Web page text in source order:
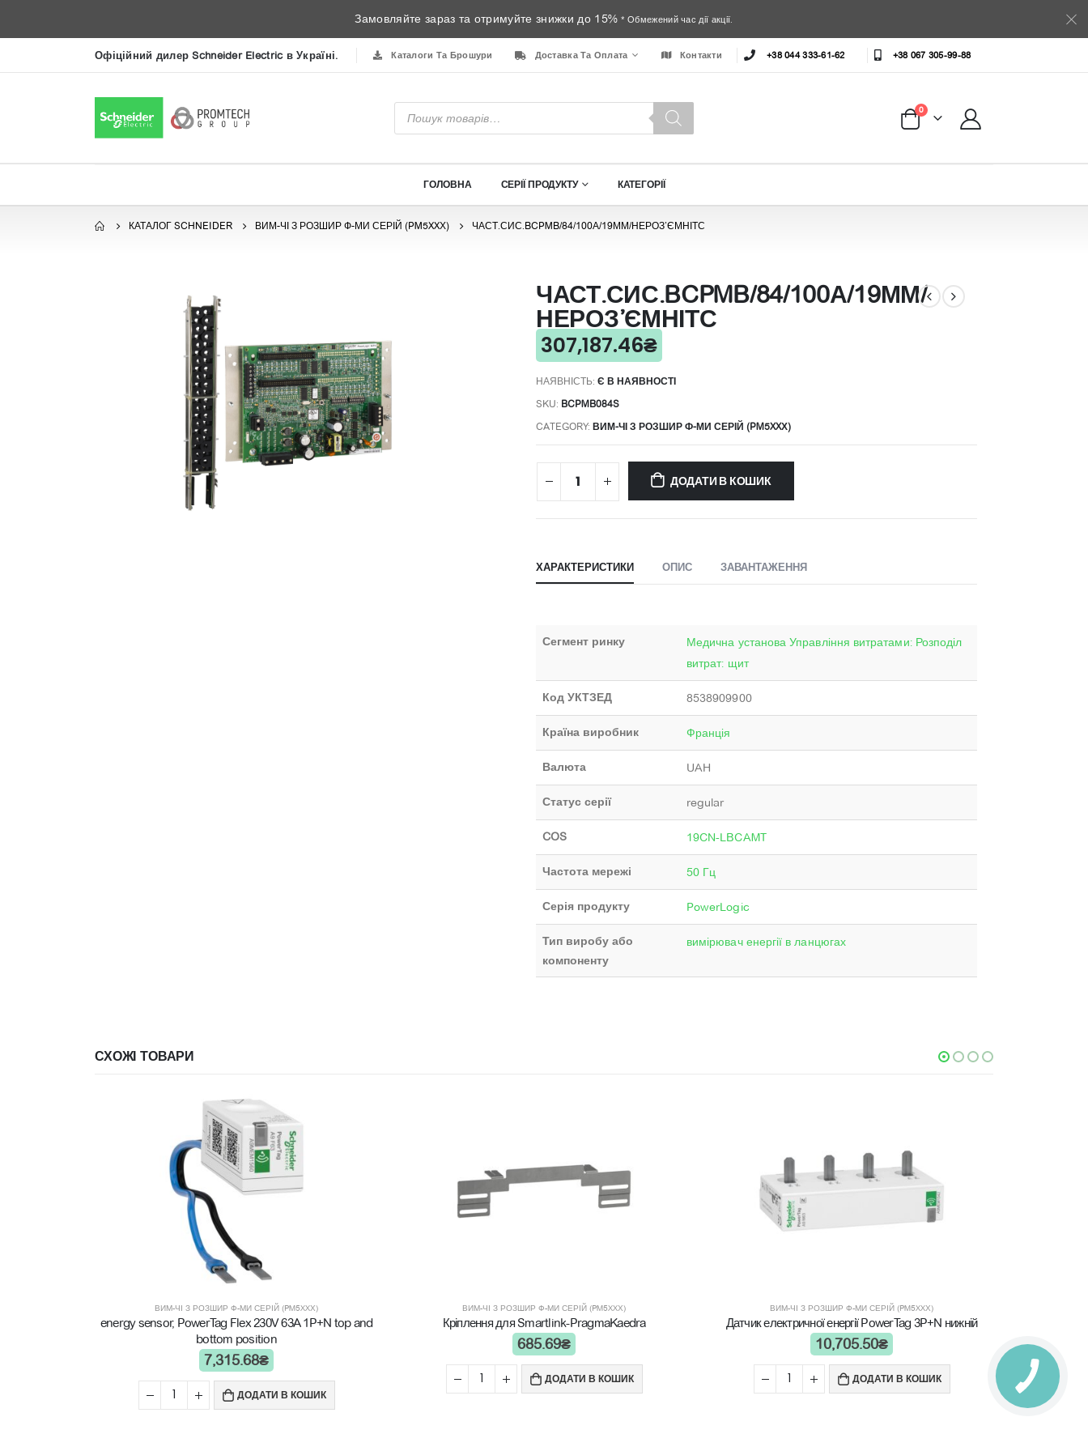
Замовляйте зараз та отримуйте знижки до 15% * Обмежений час дії акції.
Офіційний дилер Schneider Electric в Україні. Каталоги Та Брошури Доставка Та Оплата Контакти +38 044 333-61-62 +38 067 305-99-88
Пошук
товарів
0
ГОЛОВНА СЕРІЇ ПРОДУКТУ КАТЕГОРІЇ
КАТАЛОГ SCHNEIDER ВИМ-ЧІ З РОЗШИР Ф-МИ СЕРІЙ (PM5XXХ) ЧАСТ.СИС.BCPMB/84/100А/19ММ/НЕРОЗ’ЄМНІТС
ЧАСТ.СИС.BCPMB/84/100А/19ММ/
НЕРОЗ’ЄМНІТС
307,187.46₴
НАЯВНІСТЬ: Є В НАЯВНОСТІ
SKU: BCPMB084S
CATEGORY: ВИМ-ЧІ З РОЗШИР Ф-МИ СЕРІЙ (PM5XXХ)
ДОДАТИ В КОШИК
ХАРАКТЕРИСТИКИ ОПИС ЗАВАНТАЖЕННЯ
Сегмент ринку
Медична установа Управління витратами: Розподіл
витрат: щит
Код УКТЗЕД 8538909900
Країна виробник Франція
Валюта UAH
Статус серії regular
COS 19CN-LBCAMT
Частота мережі 50 Гц
Серія продукту PowerLogic
Тип виробу або
компоненту
вимірювач енергії в ланцюгах
СХОЖІ ТОВАРИ
ВИМ-ЧІ З РОЗШИР Ф-МИ СЕРІЙ (PM5XXХ)
energy sensor, PowerTag Flex 230V 63A 1P+N top and
bottom position
7,315.68₴
ДОДАТИ В КОШИК
ВИМ-ЧІ З РОЗШИР Ф-МИ СЕРІЙ (PM5XXХ)
Кріплення для Smartlink-PragmaKaedra
685.69₴
ДОДАТИ В КОШИК
ВИМ-ЧІ З РОЗШИР Ф-МИ СЕРІЙ (PM5XXХ)
Датчик електричної енергії PowerTag 3P+N нижній
10,705.50₴
ДОДАТИ В КОШИК